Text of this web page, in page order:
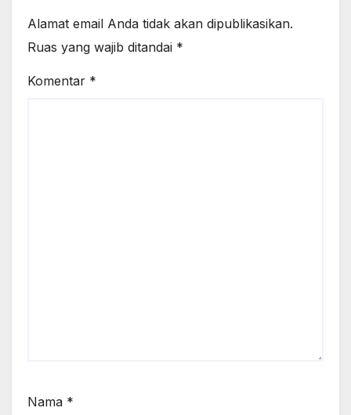
Alamat email Anda tidak akan dipublikasikan.
Ruas yang wajib ditandai *
Komentar *
Nama *